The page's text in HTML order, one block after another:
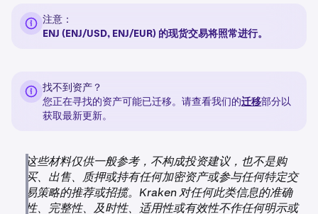
和提现。
注意：
ENJ (ENJ/USD, ENJ/EUR) 的现货交易将照常进行。
找不到资产？
您正在寻找的资产可能已迁移。请查看我们的迁移部分以
获取最新更新。
这些材料仅供一般参考，不构成投资建议，也不是购
买、出售、质押或持有任何加密资产或参与任何特定交
易策略的推荐或招揽。Kraken 对任何此类信息的准确
性、完整性、及时性、适用性或有效性不作任何明示或